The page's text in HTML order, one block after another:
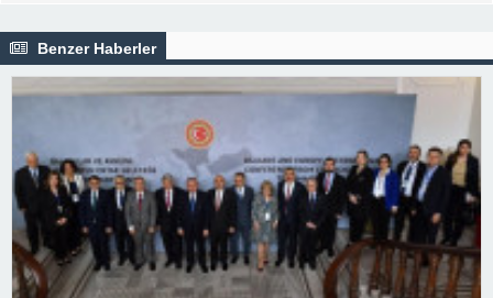
Benzer Haberler